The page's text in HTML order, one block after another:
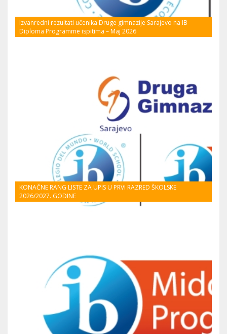
Izvanredni rezultati učenika Druge gimnazije Sarajevo na IB
Diploma Programme ispitima – Maj 2026
KONAČNE RANG LISTE ZA UPIS U PRVI RAZRED ŠKOLSKE
2026/2027. GODINE